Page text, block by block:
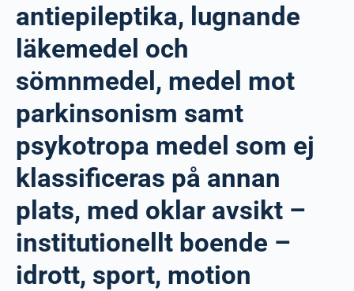
antiepileptika, lugnande
läkemedel och
sömnmedel, medel mot
parkinsonism samt
psykotropa medel som ej
klassificeras på annan
plats, med oklar avsikt –
institutionellt boende –
idrott, sport, motion